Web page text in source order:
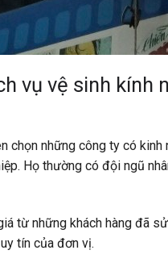
vụ vệ sinh kính
chọn những công ty có
Họ thường có đội ngũ
từ những khách hàng đã
tín của đơn vị.